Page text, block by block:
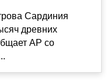
Сардиния
древних
AP со